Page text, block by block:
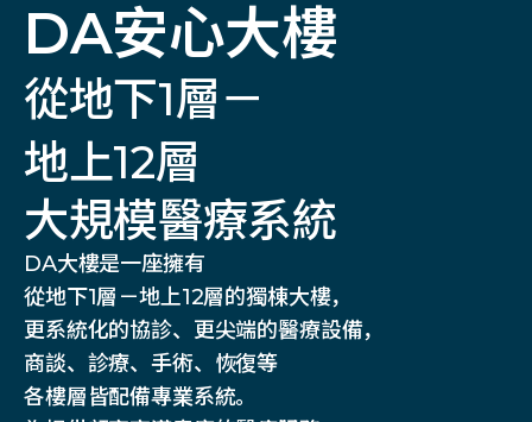
DA安心大樓
從地下1層－
地上12層
大規模醫療系統
DA大樓是一座擁有
從地下1層－地上12層的獨棟大樓，
更系統化的協診、更尖端的醫療設備，
商談、診療、手術、恢復等
各樓層皆配備專業系統。